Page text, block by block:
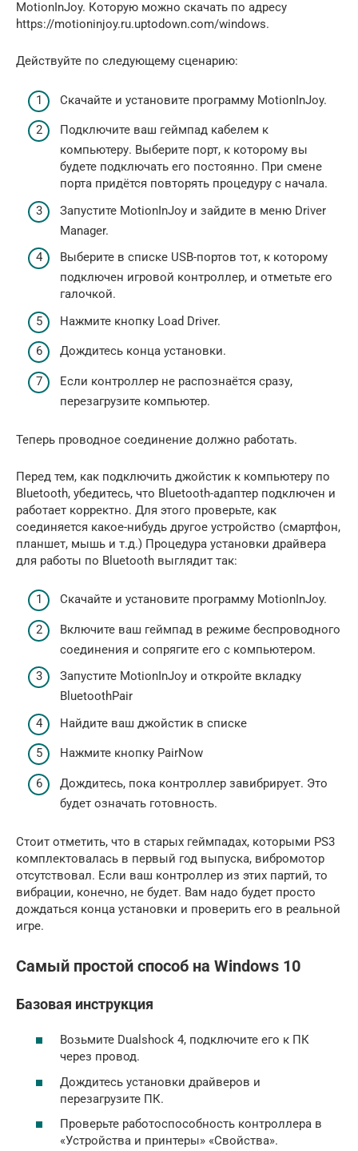
MotionInJoy. Которую можно скачать по адресу
https://motioninjoy.ru.uptodown.com/windows.
Действуйте по следующему сценарию:
Скачайте и установите программу MotionInJoy.
Подключите ваш геймпад кабелем к
компьютеру. Выберите порт, к которому вы
будете подключать его постоянно. При смене
порта придётся повторять процедуру с начала.
Запустите MotionInJoy и зайдите в меню Driver
Manager.
Выберите в списке USB-портов тот, к которому
подключен игровой контроллер, и отметьте его
галочкой.
Нажмите кнопку Load Driver.
Дождитесь конца установки.
Если контроллер не распознаётся сразу,
перезагрузите компьютер.
Теперь проводное соединение должно работать.
Перед тем, как подключить джойстик к компьютеру по
Bluetooth, убедитесь, что Bluetooth-адаптер подключен и
работает корректно. Для этого проверьте, как
соединяется какое-нибудь другое устройство (смартфон,
планшет, мышь и т.д.) Процедура установки драйвера
для работы по Bluetooth выглядит так:
Скачайте и установите программу MotionInJoy.
Включите ваш геймпад в режиме беспроводного
соединения и сопрягите его с компьютером.
Запустите MotionInJoy и откройте вкладку
BluetoothPair
Найдите ваш джойстик в списке
Нажмите кнопку PairNow
Дождитесь, пока контроллер завибрирует. Это
будет означать готовность.
Стоит отметить, что в старых геймпадах, которыми PS3
комплектовалась в первый год выпуска, вибромотор
отсутствовал. Если ваш контроллер из этих партий, то
вибрации, конечно, не будет. Вам надо будет просто
дождаться конца установки и проверить его в реальной
игре.
Самый простой способ на Windows 10
Базовая инструкция
Возьмите Dualshock 4, подключите его к ПК
через провод.
Дождитесь установки драйверов и
перезагрузите ПК.
Проверьте работоспособность контроллера в
«Устройства и принтеры» «Свойства».